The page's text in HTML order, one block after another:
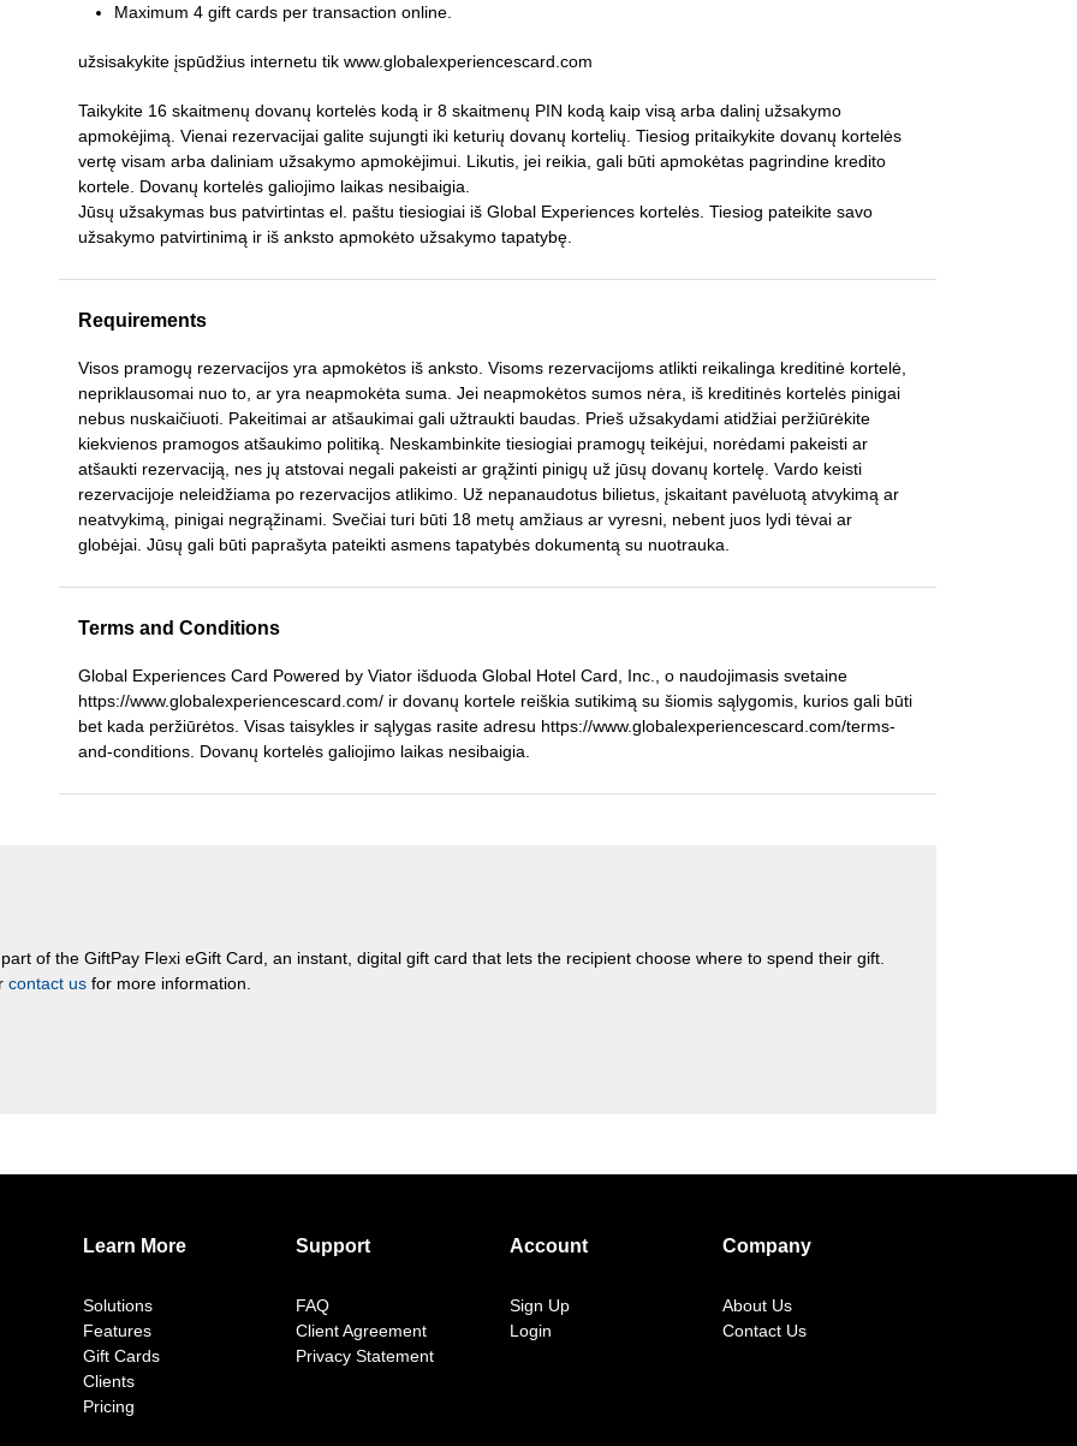
Maximum 4 gift cards per transaction online.
užsisakykite įspūdžius internetu tik www.globalexperiencescard.com
Taikykite 16 skaitmenų dovanų kortelės kodą ir 8 skaitmenų PIN kodą kaip visą arba dalinį užsakymo
apmokėjimą. Vienai rezervacijai galite sujungti iki keturių dovanų kortelių. Tiesiog pritaikykite dovanų kortelės
vertę visam arba daliniam užsakymo apmokėjimui. Likutis, jei reikia, gali būti apmokėtas pagrindine kredito
kortele. Dovanų kortelės galiojimo laikas nesibaigia.
Jūsų užsakymas bus patvirtintas el. paštu tiesiogiai iš Global Experiences kortelės. Tiesiog pateikite savo
užsakymo patvirtinimą ir iš anksto apmokėto užsakymo tapatybę.
Requirements
Visos pramogų rezervacijos yra apmokėtos iš anksto. Visoms rezervacijoms atlikti reikalinga kreditinė kortelė,
nepriklausomai nuo to, ar yra neapmokėta suma. Jei neapmokėtos sumos nėra, iš kreditinės kortelės pinigai
nebus nuskaičiuoti. Pakeitimai ar atšaukimai gali užtraukti baudas. Prieš užsakydami atidžiai peržiūrėkite
kiekvienos pramogos atšaukimo politiką. Neskambinkite tiesiogiai pramogų teikėjui, norėdami pakeisti ar
atšaukti rezervaciją, nes jų atstovai negali pakeisti ar grąžinti pinigų už jūsų dovanų kortelę. Vardo keisti
rezervacijoje neleidžiama po rezervacijos atlikimo. Už nepanaudotus bilietus, įskaitant pavėluotą atvykimą ar
neatvykimą, pinigai negrąžinami. Svečiai turi būti 18 metų amžiaus ar vyresni, nebent juos lydi tėvai ar
globėjai. Jūsų gali būti paprašyta pateikti asmens tapatybės dokumentą su nuotrauka.
Terms and Conditions
Global Experiences Card Powered by Viator išduoda Global Hotel Card, Inc., o naudojimasis svetaine
https://www.globalexperiencescard.com/ ir dovanų kortele reiškia sutikimą su šiomis sąlygomis, kurios gali būti
bet kada peržiūrėtos. Visas taisykles ir sąlygas rasite adresu https://www.globalexperiencescard.com/terms-
and-conditions. Dovanų kortelės galiojimo laikas nesibaigia.
of the GiftPay Flexi eGift Card, an instant, digital gift card that lets the recipient choose where to spend their gift.
contact us for more information.
Learn More
Solutions
Features
Gift Cards
Clients
Pricing
Support
FAQ
Client Agreement
Privacy Statement
Account
Sign Up
Login
Company
About Us
Contact Us